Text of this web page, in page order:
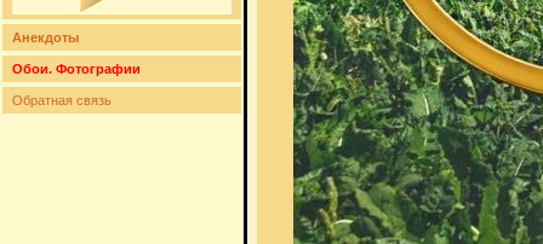
Анекдоты
Обои. Фотографии
Обратная связь